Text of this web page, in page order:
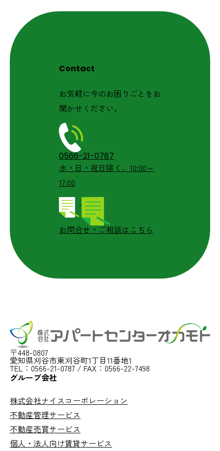
Contact
お気軽に今のお困りごとをお
聞かせください。
0566-21-0787
水・日・祝日除く、10:00～
17:00
お問合せ・ご相談はこちら
〒448-0807
愛知県刈谷市東刈谷町1丁目11番地1
TEL：0566-21-0787 / FAX：0566-22-7498
グループ会社
株式会社ナイスコーポレーション
不動産管理サービス
不動産売買サービス
個人・法人向け賃貸サービス